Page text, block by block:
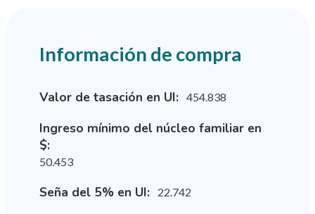
Información de compra
Valor de tasación en UI: 454.838
Ingreso mínimo del núcleo familiar en
$:
50.453
Seña del 5% en UI: 22.742